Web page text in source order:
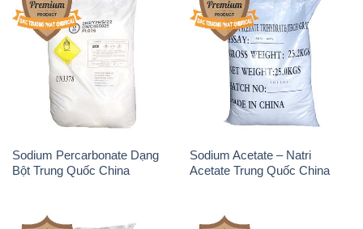
Sodium Percarbonate Dạng
Bột Trung Quốc China
Sodium Acetate – Natri
Acetate Trung Quốc China